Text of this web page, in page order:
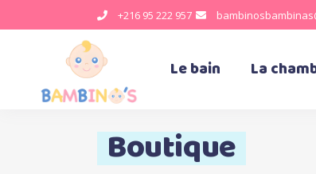
+216 95 222 957
Le bain La
Boutique